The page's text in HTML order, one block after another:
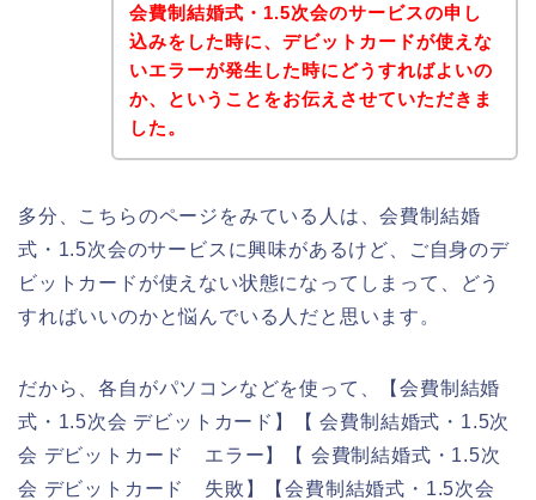
会費制結婚式・1.5次会のサービスの申し
込みをした時に、デビットカードが使えな
いエラーが発生した時にどうすればよいの
か、ということをお伝えさせていただきま
した。
多分、こちらのページをみている人は、会費制結婚
式・1.5次会のサービスに興味があるけど、ご自身のデ
ビットカードが使えない状態になってしまって、どう
すればいいのかと悩んでいる人だと思います。
だから、各自がパソコンなどを使って、【会費制結婚
式・1.5次会 デビットカード】【 会費制結婚式・1.5次
会 デビットカード エラー】【 会費制結婚式・1.5次
会 デビットカード 失敗】【会費制結婚式・1.5次会